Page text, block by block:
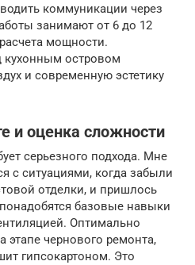
коммуникации через
занимают от 6 до 12
мощности.
кухонным островом
и современную эстетику
и оценка сложности
серьезного подхода. Мне
с ситуациями, когда забыли
отделки, и пришлось
базовые навыки
Оптимально
этапе чернового ремонта,
гипсокартоном. Это